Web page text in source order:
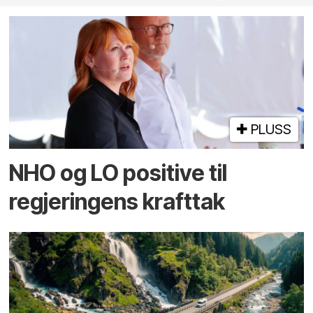
PLUSS
NHO og LO positive til
regjeringens krafttak